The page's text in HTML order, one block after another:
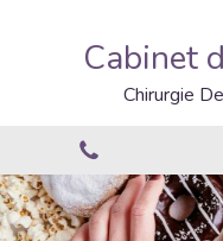
Cabinet
Chirurgie